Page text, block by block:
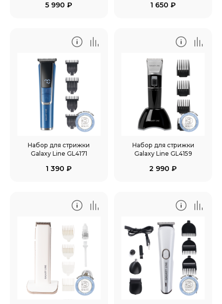
5 990₽ 1 650₽
Набор для стрижки
Galaxy Line GL4171
1 390₽
Набор для стрижки
Galaxy Line GL4159
2 990₽